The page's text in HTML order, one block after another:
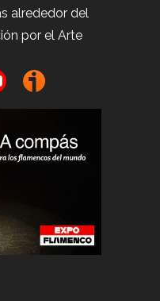
alrededor del
por el Arte